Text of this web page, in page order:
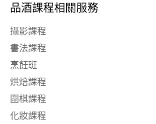
品酒課程相關服務
攝影課程
書法課程
烹飪班
烘焙課程
圍棋課程
化妝課程